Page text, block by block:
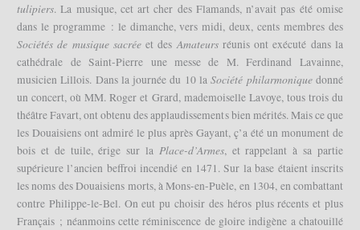
tulipiers. La musique, cet art cher des Flamands, n’avait pas été omise
dans le programme : le dimanche, vers midi, deux, cents membres des
Sociétés de musique sacréeet desAmateursréunis ont exécuté dans la
cathédrale de Saint-Pierre une messe de M. Ferdinand Lavainne,
musicien Lillois. Dans la journée du 10 laSociété philarmoniquedonné
un concert, où MM. Roger et Grard, mademoiselle Lavoye, tous trois du
théâtre Favart, ont obtenu des applaudissements bien mérités. Mais ce que
les Douaisiens ont admiré le plus après Gayant, ç’a été un monument de
bois et de tuile, érige sur la Place-d’Armes, et rappelant à sa partie
supérieure l’ancien beffroi incendié en 1471. Sur la base étaient inscrits
les noms des Douaisiens morts, à Mons-en-Puèle, en 1304, en combattant
contre Philippe-le-Bel. On eut pu choisir des héros plus récents et plus
Français ; néanmoins cette réminiscence de gloire indigène a chatouillé